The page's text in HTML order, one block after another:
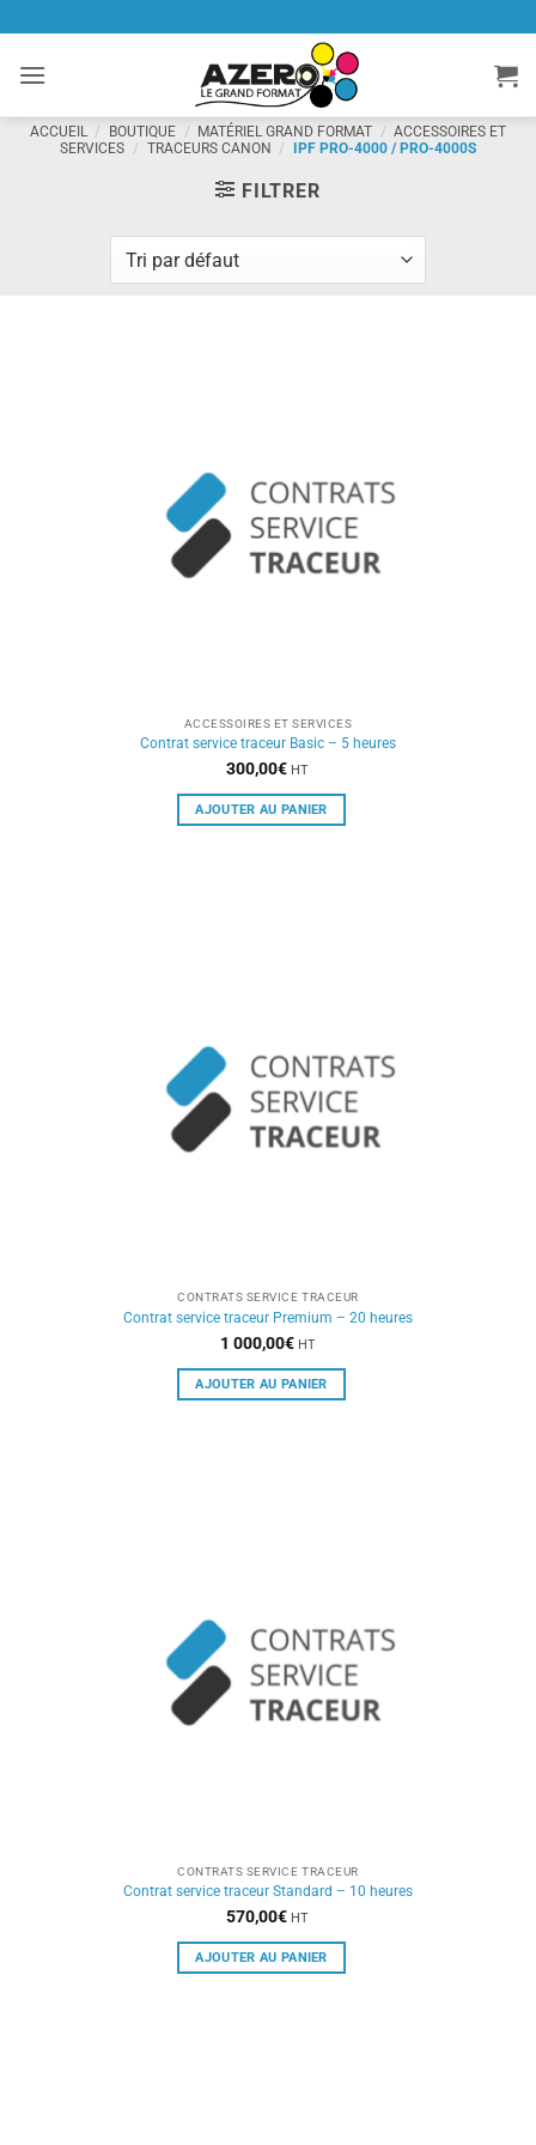
contenu
ACCUEIL / BOUTIQUE / MATÉRIEL GRAND FORMAT / ACCESSOIRES ET
SERVICES / TRACEURS CANON / IPF PRO-4000 / PRO-4000S
FILTRER
ACCESSOIRES ET SERVICES
Contrat service traceur Basic – 5 heures
300,00€ HT
AJOUTER AU PANIER
CONTRATS SERVICE TRACEUR
Contrat service traceur Premium – 20 heures
1 000,00€ HT
AJOUTER AU PANIER
CONTRATS SERVICE TRACEUR
Contrat service traceur Standard – 10 heures
570,00€ HT
AJOUTER AU PANIER